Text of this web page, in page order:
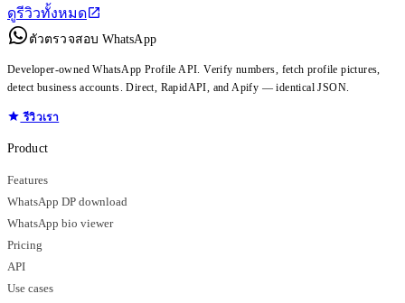
ดูรีวิวทั้งหมด
ตัวตรวจสอบ WhatsApp
Developer-owned WhatsApp Profile API. Verify numbers, fetch profile pictures,
detect business accounts. Direct, RapidAPI, and Apify — identical JSON.
รีวิวเรา
Product
Features
WhatsApp DP download
WhatsApp bio viewer
Pricing
API
Use cases